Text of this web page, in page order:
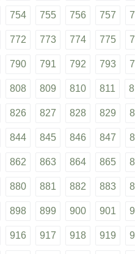
754 755 756 757
772 773 774 775
790 791 792 793
808 809 810 811
826 827 828 829
844 845 846 847
862 863 864 865
880 881 882 883
898 899 900 901
916 917 918 919